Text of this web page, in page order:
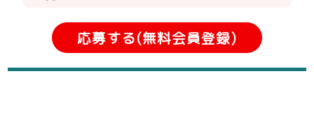
応募する(無料会員登録)